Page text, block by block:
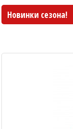
Новинки сезона!